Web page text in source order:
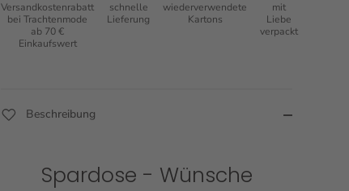
Versandkostenrabatt
bei Trachtenmode
ab 70 €
Einkaufswert
schnelle
Lieferung
wiederverwendete
Kartons
mit
Liebe
verpackt
Beschreibung
Spardose - Wünsche